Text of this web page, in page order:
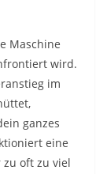
Maschine
wird.
im
ganzes
eine
oft zu viel